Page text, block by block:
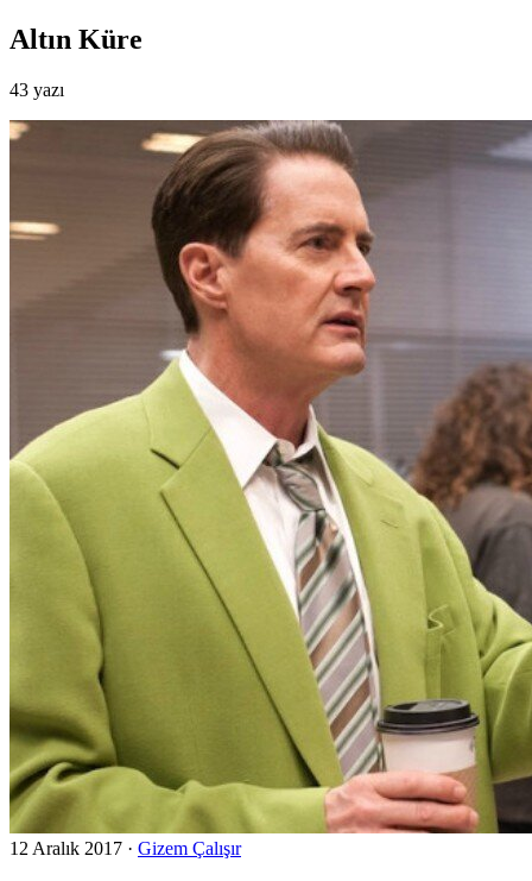
Altın Küre
43 yazı
12 Aralık 2017 · Gizem Çalışır